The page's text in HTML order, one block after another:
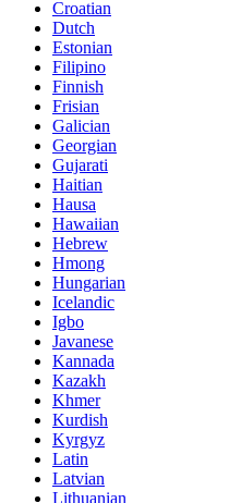
Croatian
Dutch
Estonian
Filipino
Finnish
Frisian
Galician
Georgian
Gujarati
Haitian
Hausa
Hawaiian
Hebrew
Hmong
Hungarian
Icelandic
Igbo
Javanese
Kannada
Kazakh
Khmer
Kurdish
Kyrgyz
Latin
Latvian
Lithuanian